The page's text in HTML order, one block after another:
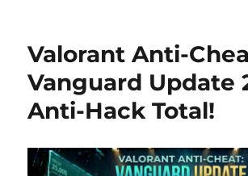
Valorant Anti-
Vanguard Update
Anti-Hack Total!